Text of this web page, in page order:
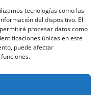
tecnologías como las
del dispositivo. El
procesar datos como
únicas en este
puede afectar
desarrollen su
y habilidades
a trabajar con
técnicas de